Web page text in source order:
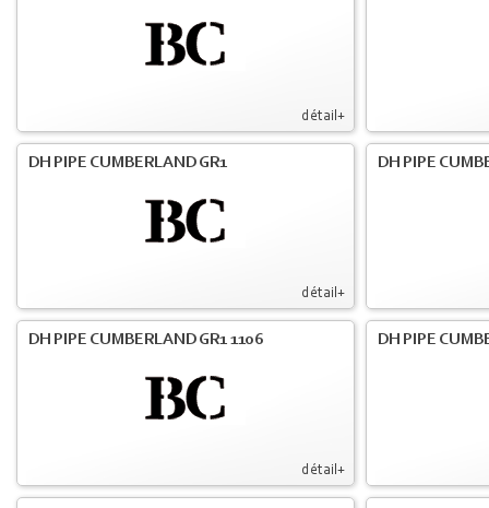
détail+
détail+
DH PIPE CUMBERLAND GR1 DH PIPE
détail+
DH PIPE CUMBERLAND GR1 1106 DH PIPE